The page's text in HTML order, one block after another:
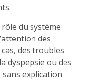
rôle du système
des
des troubles
dyspepsie ou des
explication